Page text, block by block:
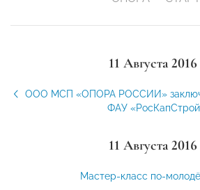
11 Августа 2016
ООО МСП «ОПОРА РОССИИ»
ФАУ
11 Августа 2016
Мастер-класс по-